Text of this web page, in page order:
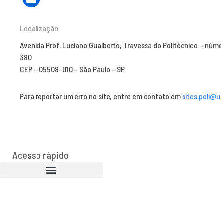
Localização
Avenida Prof. Luciano Gualberto, Travessa do Politécnico –
380
CEP – 05508-010 – São Paulo – SP
Para reportar um erro no site, entre em contato em
Acesso rápido